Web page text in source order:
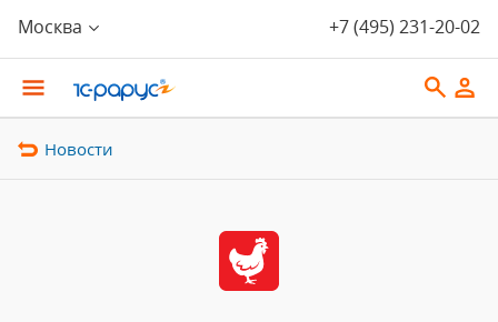
Москва +7 (495) 231-20-02
Новости